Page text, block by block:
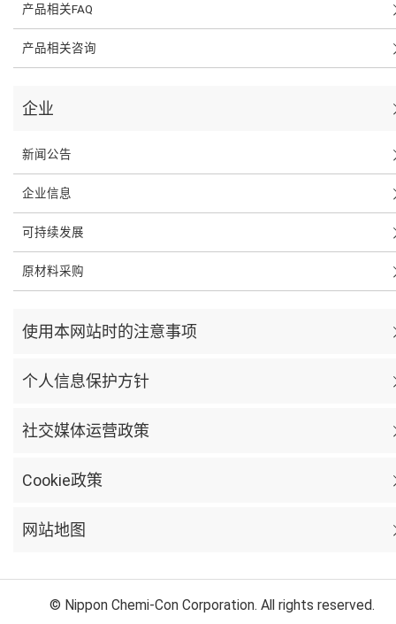
产品相关FAQ
产品相关咨询
企业
新闻公告
企业信息
可持续发展
原材料采购
使用本网站时的注意事项
个人信息保护方针
社交媒体运营政策
Cookie政策
网站地图
© Nippon Chemi-Con Corporation. All rights reserved.